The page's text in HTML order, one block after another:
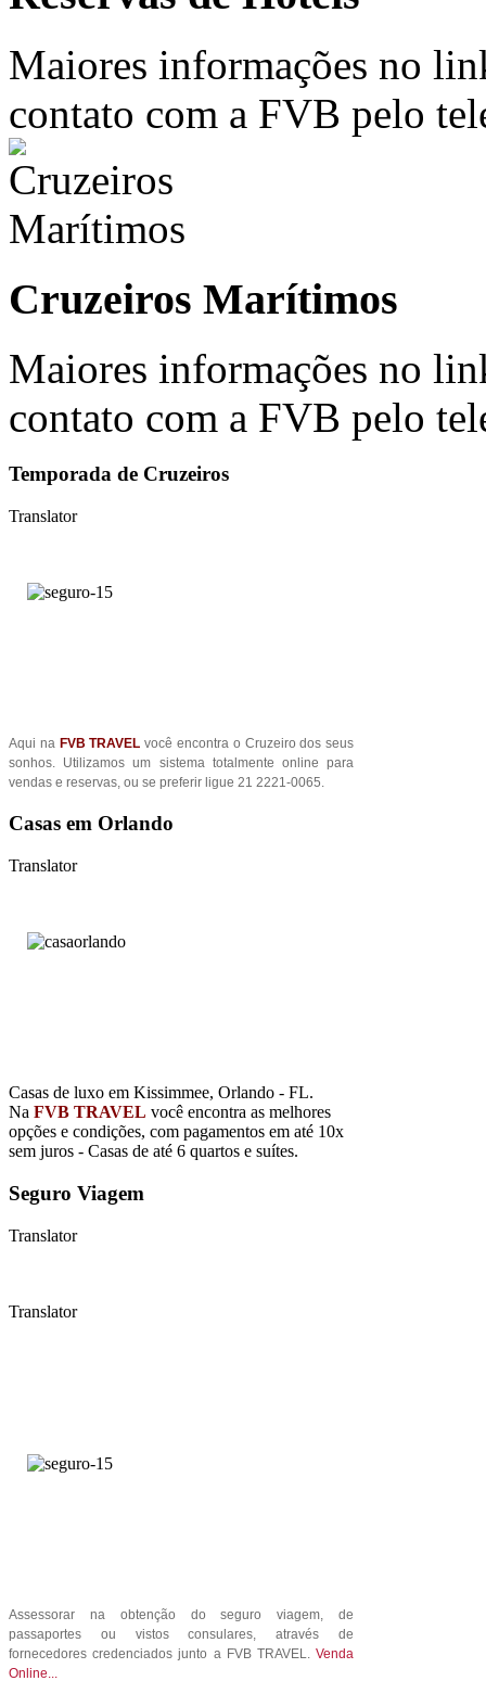
Maiores informações no
contato com a FVB pelo
Cruzeiros Marítimos
Maiores informações no
contato com a FVB pelo
Temporada de Cruzeiros
Translator
Aqui na FVB TRAVEL você encontra o Cruzeiro dos seus
sonhos. Utilizamos um sistema totalmente online para
vendas e reservas, ou se preferir ligue 21 2221-0065.
Casas em Orlando
Translator
Casas de luxo em Kissimmee, Orlando - FL.
Na FVB TRAVEL você encontra as melhores
opções e condições, com pagamentos em até 10x
sem juros - Casas de até 6 quartos e suítes.
Seguro Viagem
Translator
Translator
Assessorar na obtenção do seguro viagem, de
passaportes ou vistos consulares, através de
fornecedores credenciados junto a FVB TRAVEL.Venda
Online...